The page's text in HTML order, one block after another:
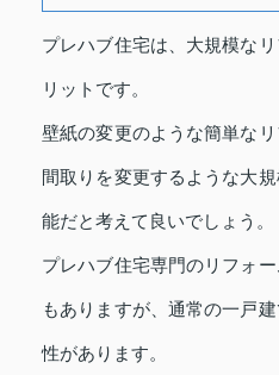
プレハブ住宅は、大規模な
リットです。
壁紙の変更のような簡単な
間取りを変更するような大
能だと考えて良いでしょう。
プレハブ住宅専門のリフォ
もありますが、通常の一戸
性があります。